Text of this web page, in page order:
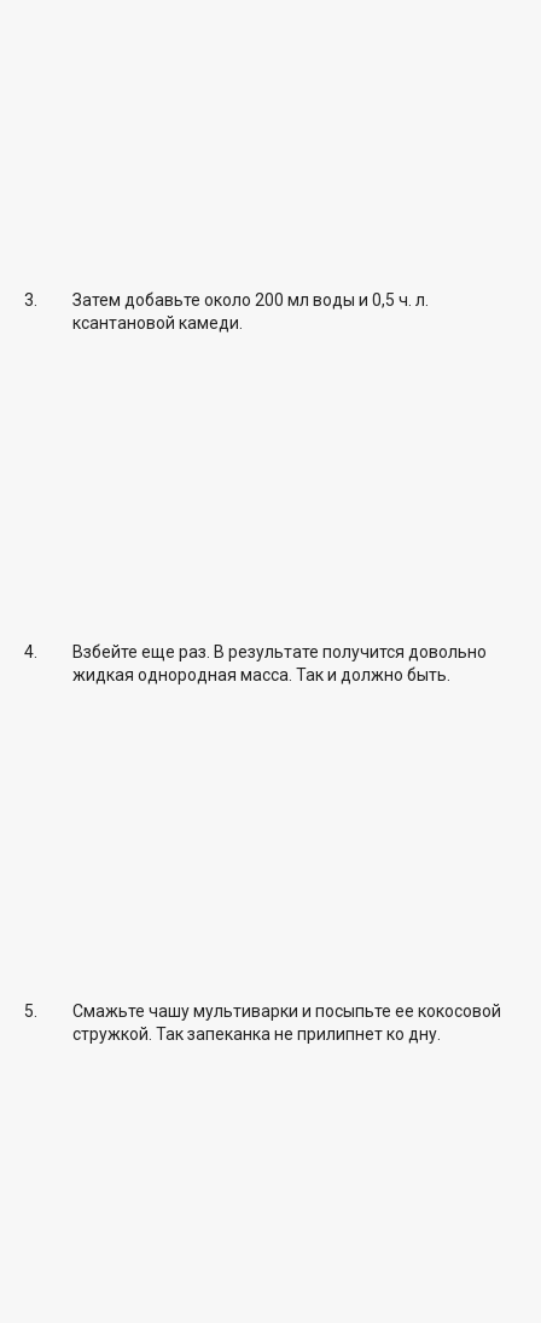
Затем добавьте около 200 мл воды и 0,5 ч. л.
ксантановой камеди.
Взбейте еще раз. В результате получится довольно
жидкая однородная масса. Так и должно быть.
Смажьте чашу мультиварки и посыпьте ее кокосовой
стружкой. Так запеканка не прилипнет ко дну.